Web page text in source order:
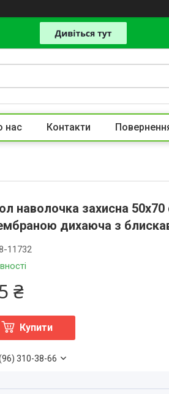
нас Контакти
наволочка захисна
дихаюча з
11732
₴
Купити
310-38-66